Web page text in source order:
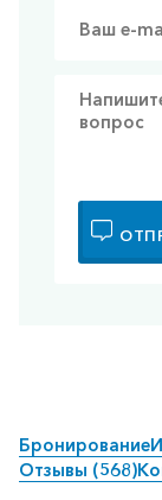
Бронирование
Отзывы (568)